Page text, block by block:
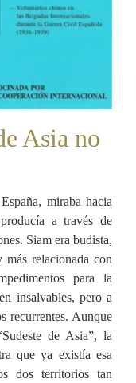
Asia no
miraba hacia
a través de
Siam era budista,
más relacionada con
para la
insalvables, pero a
recurrentes. Aunque
de Asia”, la
que ya existía esa
dos territorios tan